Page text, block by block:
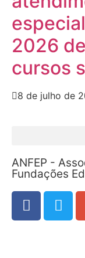
2026
cursos
8 de julho de
ANFEP -
Fundações